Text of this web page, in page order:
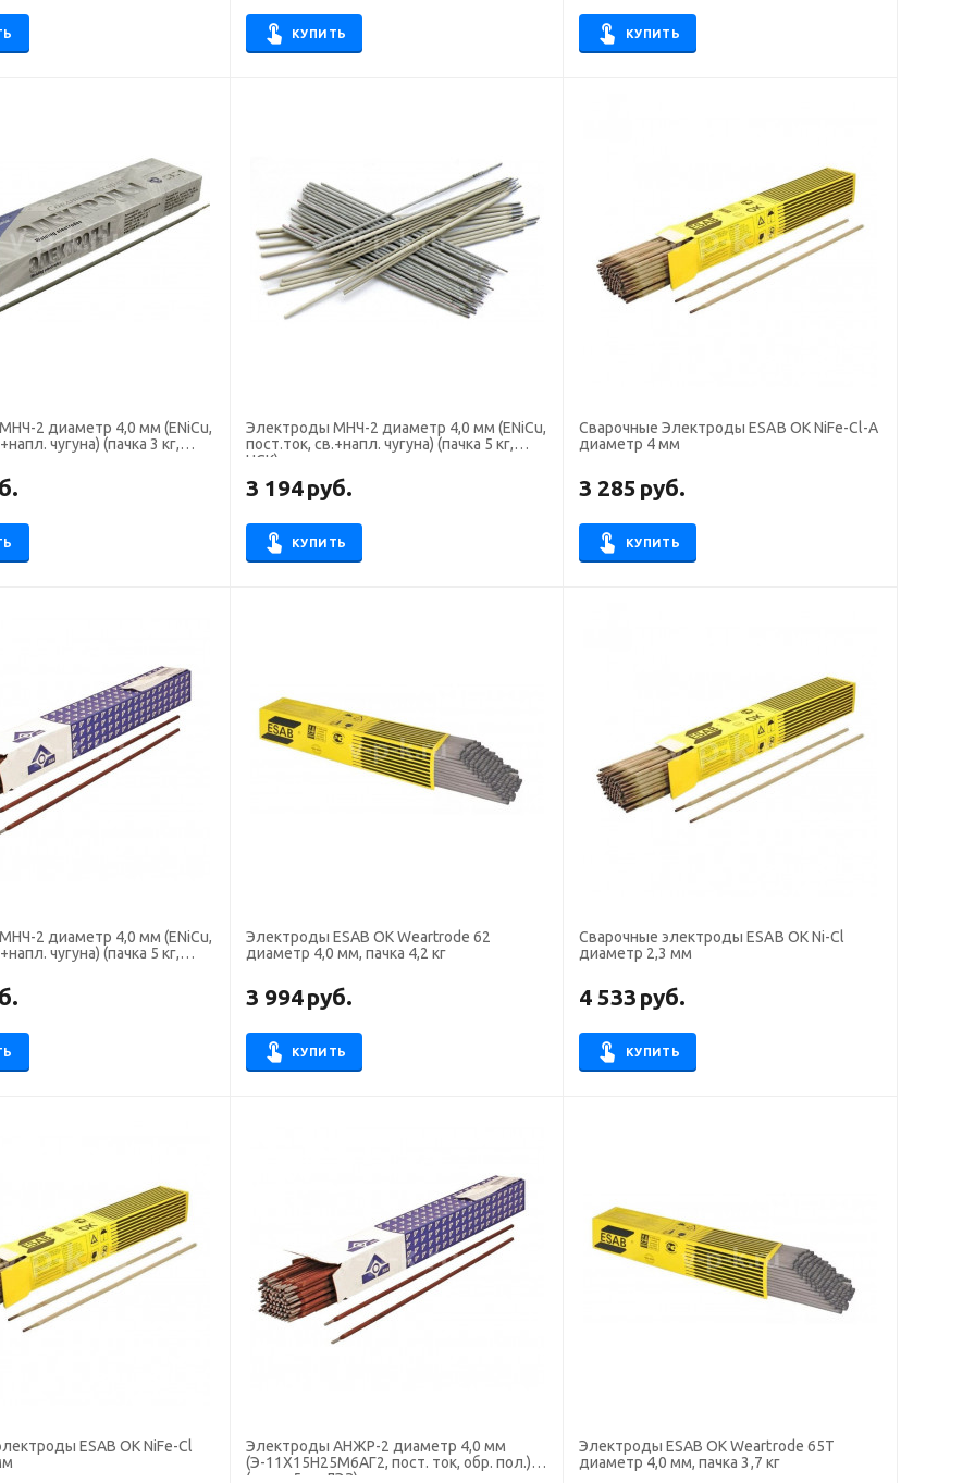
КУПИТЬ КУПИТЬ
4,0 мм (ENiCu,
чугуна) (пачка 3 кг,
Электроды МНЧ-2 диаметр 4,0 мм (ENiCu,
пост.ток, св.+напл. чугуна) (пачка 5 кг,
НСК)
3 194руб.
КУПИТЬ
Сварочные Электроды ESAB OK NiFe-Cl-A
диаметр 4 мм
3 285 руб.
КУПИТЬ
4,0 мм (ENiCu,
чугуна) (пачка 5 кг,
Электроды ESAB OK Weartrode 62
диаметр 4,0 мм, пачка 4,2 кг
3 994руб.
КУПИТЬ
Сварочные электроды ESAB OK Ni-Cl
диаметр 2,3 мм
4 533 руб.
КУПИТЬ
ESAB OK NiFe-Cl
Электроды АНЖР-2 диаметр 4,0 мм
(Э-11Х15Н25М6АГ2, пост. ток, обр. пол.)
(пачка 5 кг, ЛЭЗ)
Электроды ESAB OK Weartrode 65T
диаметр 4,0 мм, пачка 3,7 кг